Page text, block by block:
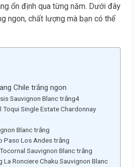
ổn định qua từng năm. Dưới đây
ngon, chất lượng mà bạn có thể
Chile trắng ngon
Sauvignon Blanc trắng4
Toqui Single Estate Chardonnay
Blanc trắng
Paso Los Andes trắng
Sauvignon Blanc trắng
La Ronciere Chaku Sauvignon Blanc